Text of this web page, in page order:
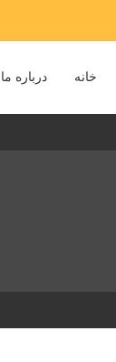
خانه درباره ما